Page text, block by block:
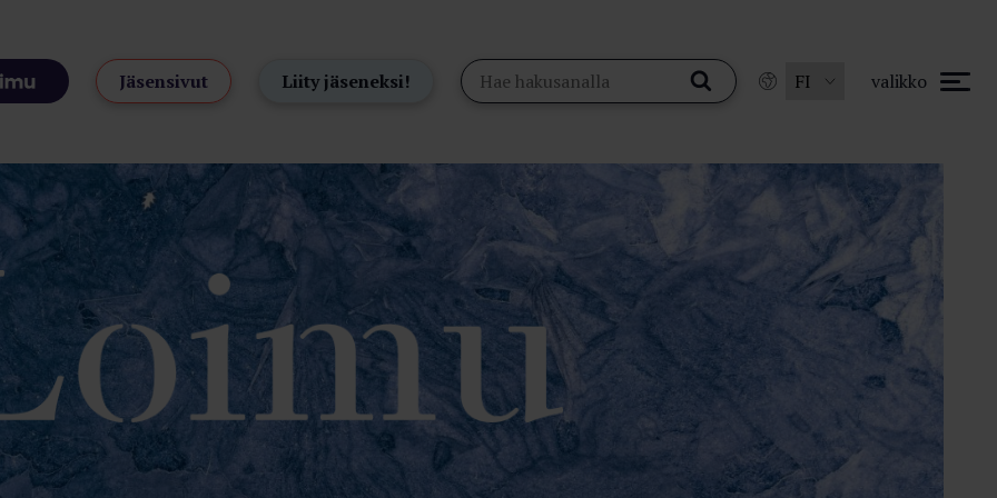
Jäsensivut Liity jäseneksi! valikko